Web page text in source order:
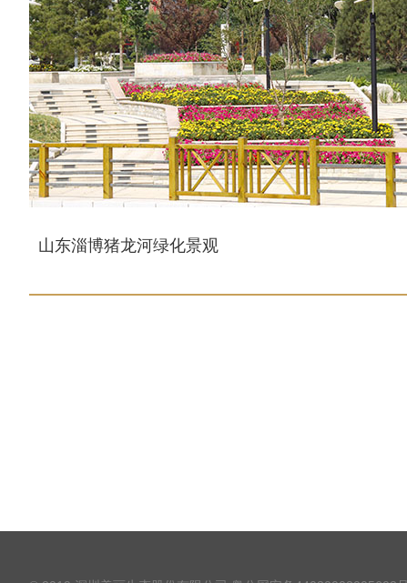
山东淄博猪龙河绿化景观